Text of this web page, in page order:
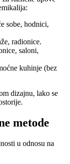
sobe, hodnici,
radionice.
saloni,
kuhinje (bez
dizajnu, lako se
metode
u odnosu na